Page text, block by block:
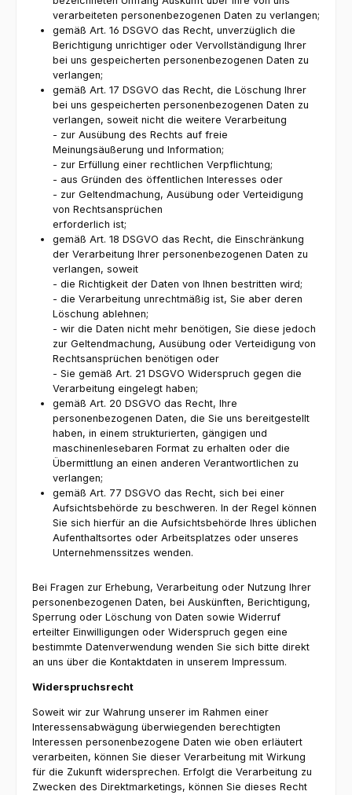
verarbeiteten personenbezogenen Daten zu verlangen;
gemäß Art. 16 DSGVO das Recht, unverzüglich die
Berichtigung unrichtiger oder Vervollständigung Ihrer
bei uns gespeicherten personenbezogenen Daten zu
verlangen;
gemäß Art. 17 DSGVO das Recht, die Löschung Ihrer
bei uns gespeicherten personenbezogenen Daten zu
verlangen, soweit nicht die weitere Verarbeitung
- zur Ausübung des Rechts auf freie
Meinungsäußerung und Information;
- zur Erfüllung einer rechtlichen Verpflichtung;
- aus Gründen des öffentlichen Interesses oder
- zur Geltendmachung, Ausübung oder Verteidigung
von Rechtsansprüchen
erforderlich ist;
gemäß Art. 18 DSGVO das Recht, die Einschränkung
der Verarbeitung Ihrer personenbezogenen Daten zu
verlangen, soweit
- die Richtigkeit der Daten von Ihnen bestritten wird;
- die Verarbeitung unrechtmäßig ist, Sie aber deren
Löschung ablehnen;
- wir die Daten nicht mehr benötigen, Sie diese jedoch
zur Geltendmachung, Ausübung oder Verteidigung von
Rechtsansprüchen benötigen oder
- Sie gemäß Art. 21 DSGVO Widerspruch gegen die
Verarbeitung eingelegt haben;
gemäß Art. 20 DSGVO das Recht, Ihre
personenbezogenen Daten, die Sie uns bereitgestellt
haben, in einem strukturierten, gängigen und
maschinenlesebaren Format zu erhalten oder die
Übermittlung an einen anderen Verantwortlichen zu
verlangen;
gemäß Art. 77 DSGVO das Recht, sich bei einer
Aufsichtsbehörde zu beschweren. In der Regel können
Sie sich hierfür an die Aufsichtsbehörde Ihres üblichen
Aufenthaltsortes oder Arbeitsplatzes oder unseres
Unternehmenssitzes wenden.
Bei Fragen zur Erhebung, Verarbeitung oder Nutzung Ihrer
personenbezogenen Daten, bei Auskünften, Berichtigung,
Sperrung oder Löschung von Daten sowie Widerruf
erteilter Einwilligungen oder Widerspruch gegen eine
bestimmte Datenverwendung wenden Sie sich bitte direkt
an uns über die Kontaktdaten in unserem Impressum.
Widerspruchsrecht
Soweit wir zur Wahrung unserer im Rahmen einer
Interessensabwägung überwiegenden berechtigten
Interessen personenbezogene Daten wie oben erläutert
verarbeiten, können Sie dieser Verarbeitung mit Wirkung
für die Zukunft widersprechen. Erfolgt die Verarbeitung zu
Zwecken des Direktmarketings, können Sie dieses Recht